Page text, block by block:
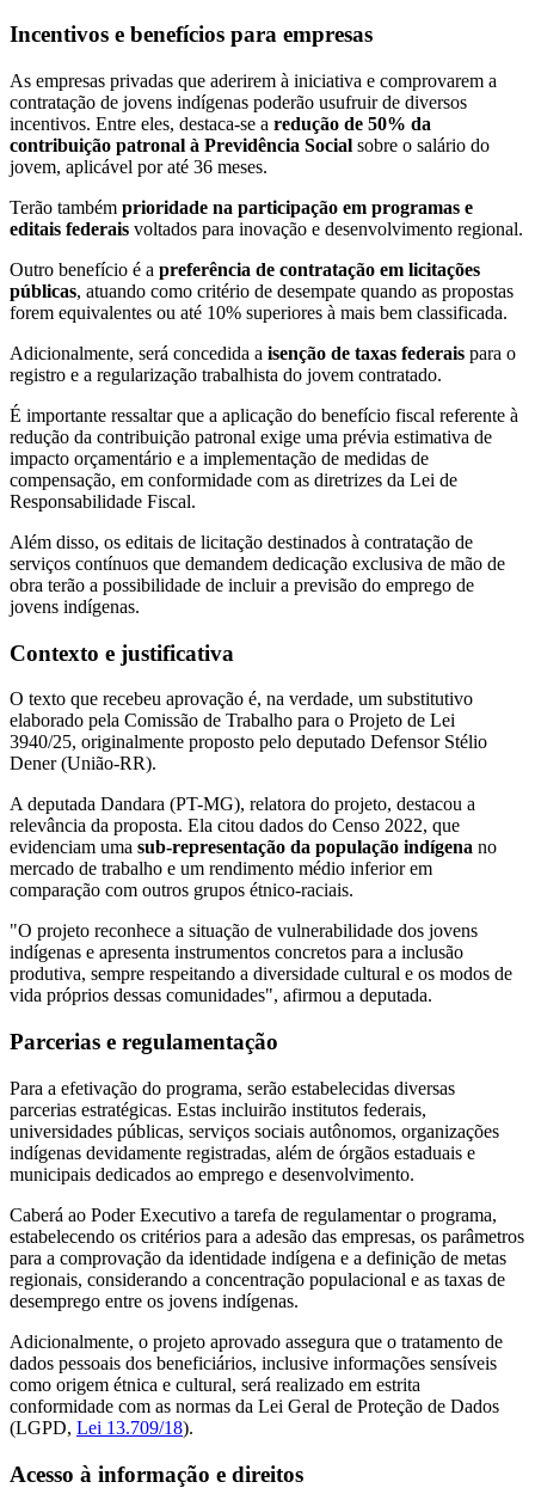
Incentivos e benefícios para empresas
As empresas privadas que aderirem à iniciativa e comprovarem a
contratação de jovens indígenas poderão usufruir de diversos
incentivos. Entre eles, destaca-se a redução de 50% da
contribuição patronal à Previdência Social sobre o salário do
jovem, aplicável por até 36 meses.
Terão também prioridade na participação em programas e
editais federais voltados para inovação e desenvolvimento regional.
Outro benefício é a preferência de contratação em licitações
públicas, atuando como critério de desempate quando as propostas
forem equivalentes ou até 10% superiores à mais bem classificada.
Adicionalmente, será concedida a isenção de taxas federais para o
registro e a regularização trabalhista do jovem contratado.
É importante ressaltar que a aplicação do benefício fiscal referente à
redução da contribuição patronal exige uma prévia estimativa de
impacto orçamentário e a implementação de medidas de
compensação, em conformidade com as diretrizes da Lei de
Responsabilidade Fiscal.
Além disso, os editais de licitação destinados à contratação de
serviços contínuos que demandem dedicação exclusiva de mão de
obra terão a possibilidade de incluir a previsão do emprego de
jovens indígenas.
Contexto e justificativa
O texto que recebeu aprovação é, na verdade, um substitutivo
elaborado pela Comissão de Trabalho para o Projeto de Lei
3940/25, originalmente proposto pelo deputado Defensor Stélio
Dener (União-RR).
A deputada Dandara (PT-MG), relatora do projeto, destacou a
relevância da proposta. Ela citou dados do Censo 2022, que
evidenciam uma sub-representação da população indígena no
mercado de trabalho e um rendimento médio inferior em
comparação com outros grupos étnico-raciais.
"O projeto reconhece a situação de vulnerabilidade dos jovens
indígenas e apresenta instrumentos concretos para a inclusão
produtiva, sempre respeitando a diversidade cultural e os modos de
vida próprios dessas comunidades", afirmou a deputada.
Parcerias e regulamentação
Para a efetivação do programa, serão estabelecidas diversas
parcerias estratégicas. Estas incluirão institutos federais,
universidades públicas, serviços sociais autônomos, organizações
indígenas devidamente registradas, além de órgãos estaduais e
municipais dedicados ao emprego e desenvolvimento.
Caberá ao Poder Executivo a tarefa de regulamentar o programa,
estabelecendo os critérios para a adesão das empresas, os parâmetros
para a comprovação da identidade indígena e a definição de metas
regionais, considerando a concentração populacional e as taxas de
desemprego entre os jovens indígenas.
Adicionalmente, o projeto aprovado assegura que o tratamento de
dados pessoais dos beneficiários, inclusive informações sensíveis
como origem étnica e cultural, será realizado em estrita
conformidade com as normas da Lei Geral de Proteção de Dados
(LGPD, Lei 13.709/18).
Acesso à informação e direitos